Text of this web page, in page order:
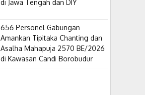
di Jawa Tengah dan DIY
656 Personel Gabungan
Amankan Tipitaka Chanting dan
Asalha Mahapuja 2570 BE/2026
di Kawasan Candi Borobudur